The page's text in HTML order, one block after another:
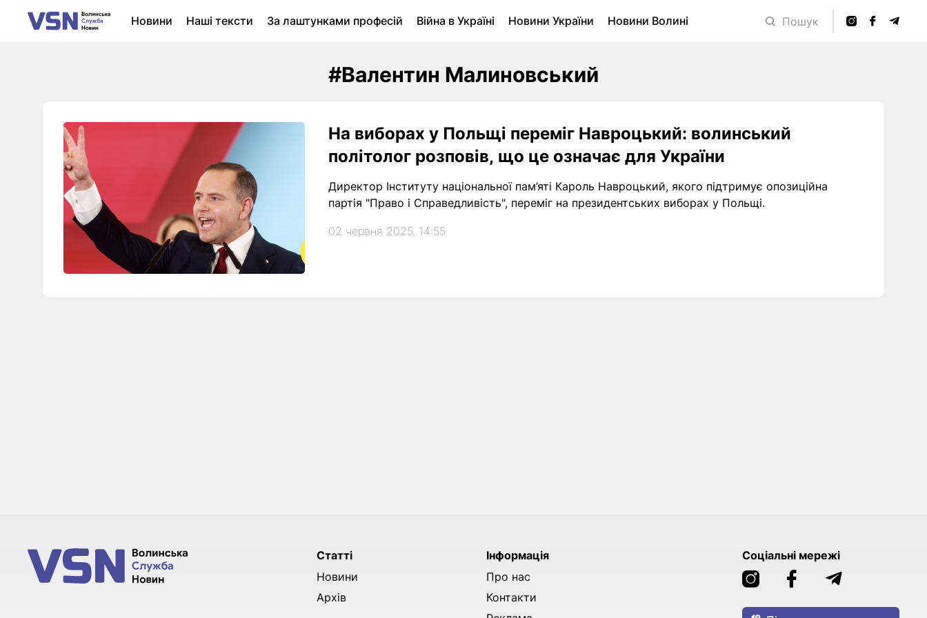
Новини Наші тексти За лаштунками професій Війна в Україні Новини України
Новини Волині
Пошук
#Валентин Малиновський
На виборах у Польщі переміг Навроцький: волинський
політолог розповів, що це означає для України
Директор Інституту національної пам’яті Кароль Навроцький, якого підтримує опозиційна
партія "Право і Справедливість", переміг на президентських виборах у Польщі.
02 червня 2025, 14:55
Статті
Новини
Архів
Інформація
Про нас
Контакти
Соціальні мережі